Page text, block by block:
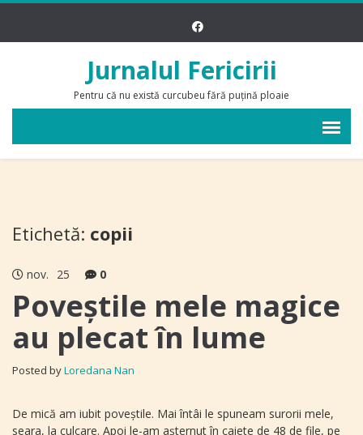
Jurnalul Fericirii
Pentru că nu există curcubeu fără puțină ploaie
Etichetă: copii
nov. 25 0
Poveștile mele magice
au plecat în lume
Posted byLoredana Nan
De mică am iubit poveștile. Mai întâi le spuneam surorii mele,
seara, la culcare. Apoi le-am așternut în caiete de 48 de file, pe